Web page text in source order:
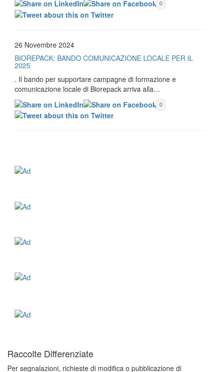
0
26 Novembre 2024
BIOREPACK: BANDO COMUNICAZIONE LOCALE PER IL
2025
. Il bando per supportare campagne di formazione e
comunicazione locale di Biorepack arriva alla…
0
Raccolte Differenziate
Per segnalazioni, richieste di modifica o pubblicazione di